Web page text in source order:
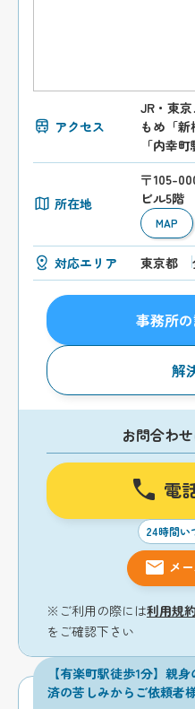
アクセス
JR・東
もめ「
「内幸
所在地
〒105-
ビル5階
MAP
対応エリア 東京都
事務所
解
お問合わ
電
24時間い
メ
※ご利用の際には利用規約
をご確認下さい
【有楽町駅徒歩1分】親
済の苦しみからご依頼者